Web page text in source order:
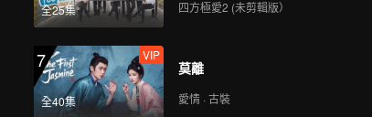
全25集 四方極愛2 (未剪輯版）
7
全40集
VIP
莫離
愛情 · 古裝